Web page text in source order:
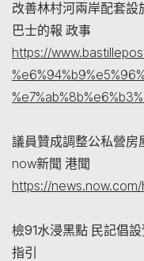
改善林村河兩岸配套
巴士的報 政事
https://
議員贊成調整公私營房
now新聞 港聞
https://
檢91水浸黑點 民記倡
指引